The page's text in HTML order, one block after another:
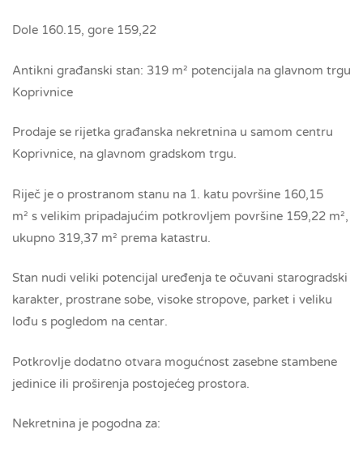
Dole 160.15, gore 159,22
Antikni građanski stan: 319 m² potencijala na glavnom trgu
Koprivnice
Prodaje se rijetka građanska nekretnina u samom centru
Koprivnice, na glavnom gradskom trgu.
Riječ je o prostranom stanu na 1. katu površine 160,15
m² s velikim pripadajućim potkrovljem površine 159,22 m²,
ukupno 319,37 m² prema katastru.
Stan nudi veliki potencijal uređenja te očuvani starogradski
karakter, prostrane sobe, visoke stropove, parket i veliku
lođu s pogledom na centar.
Potkrovlje dodatno otvara mogućnost zasebne stambene
jedinice ili proširenja postojećeg prostora.
Nekretnina je pogodna za: